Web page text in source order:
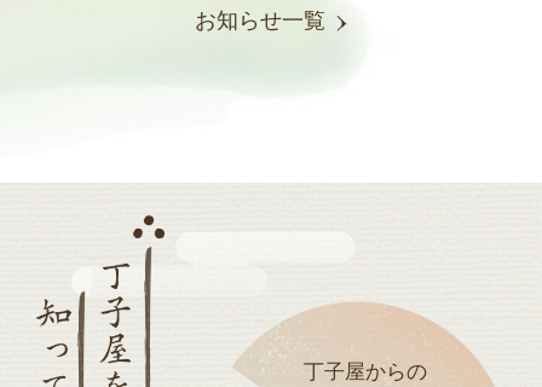
お知らせ一覧
丁子屋からの